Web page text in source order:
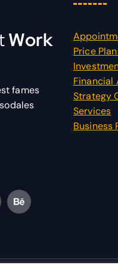
Work
fames
Price
Financial
Strategy
Services
Business